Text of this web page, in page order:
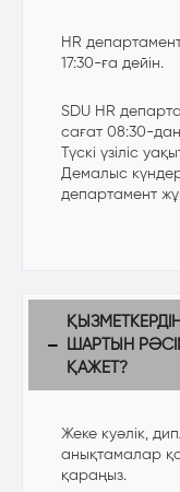
HR
17:30-ға дейін.
SDU HR
сағат 08:30-дан
Түскі үзіліс
Демалыс
департамент
ШАРТЫН
ҚАЖЕТ?
Жеке куәлік,
анықтамалар
қараңыз.